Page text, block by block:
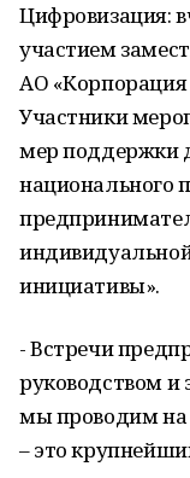
Цифровизация:
участием
АО
Участники
мер поддержки
национального
инициативы».
- Встречи
руководством
мы проводим на
– это